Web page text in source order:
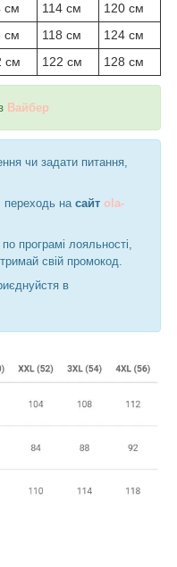
см 114 см
120 см
см 118 см
124 см
см 122 см 128 см
Вайбер
чи задати питання,
переходь насайт ola-
програмі лояльності,
свій промокод.
в